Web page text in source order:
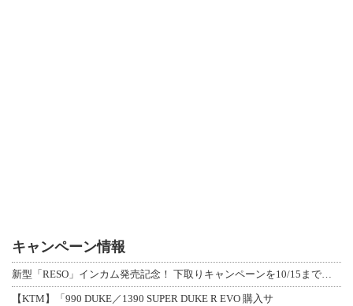
キャンペーン情報
【KTM】「990 DUKE／1390 SUPER DUKE R EVO 購入サ